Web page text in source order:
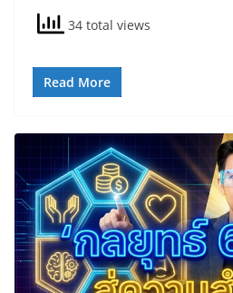
34 total views
Read More